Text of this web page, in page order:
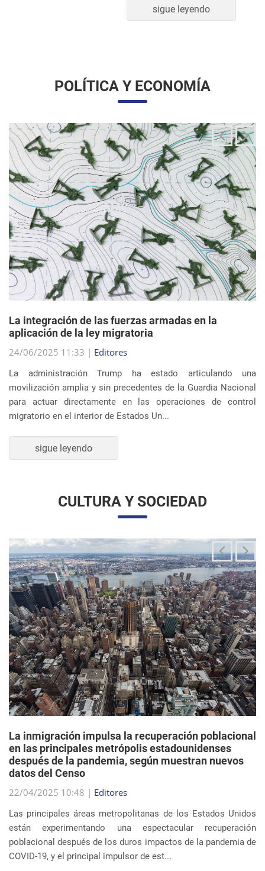
POLÍTICA Y ECONOMÍA
aplicación de la ley migratoria
24/06/2025 11:33 |Editores
La administración Trump ha estado articulando una
movilización amplia y sin precedentes de la Guardia Nacional
para actuar directamente en las operaciones de control
migratorio en el interior de Estados Un...
sigue leyendo
en las principales metrópolis estadounidenses
después de la pandemia, según muestran nuevos
datos del Censo
22/04/2025 10:48 |
Las principales áreas metropolitanas de los Estados Unidos
están experimentando una espectacular recuperación
poblacional después de los duros impactos de la pandemia de
COVID-19, y el principal impulsor de est...